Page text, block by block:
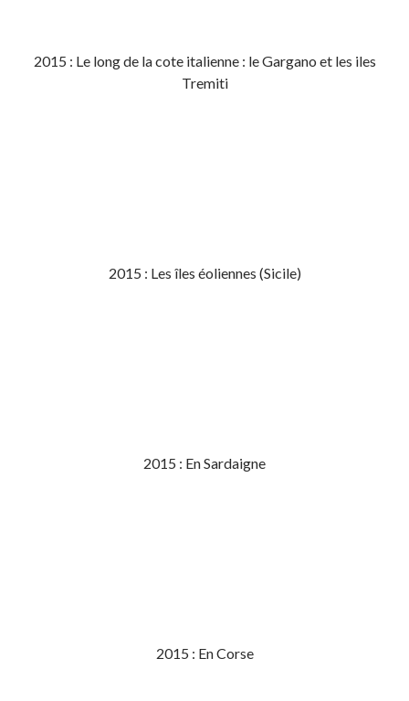
2015 : Le long de la cote italienne : le Gargano et les iles
Tremiti
2015 : Les îles éoliennes (Sicile)
2015 : En Sardaigne
2015 : En Corse